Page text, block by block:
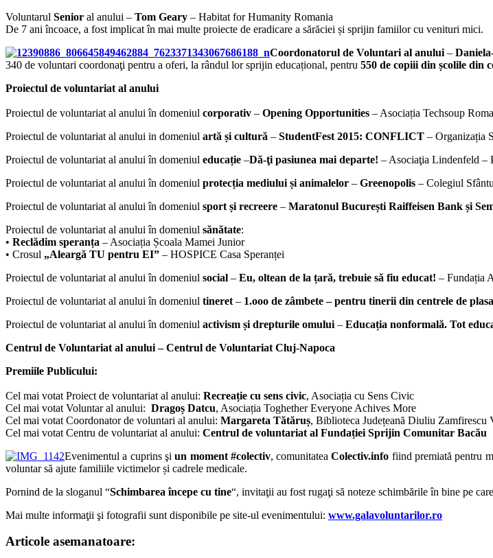
Voluntarul Senior al anului – Tom Geary – Habitat for Humanity Romania
De 7 ani încoace, a fost implicat în mai multe proiecte de eradicare a sărăciei și sprijin famiilor cu venituri mici.
Coordonatorul de Voluntari al anului –
340 de voluntari coordonaţi pentru a oferi, la rândul lor sprijin educațional, pentru 550 de copiii din școlile din
Proiectul de voluntariat al anului
Proiectul de voluntariat al anului în domeniul corporativ – Opening Opportunities – Asociația Techsoup
Proiectul de voluntariat al anului in domeniul artă și cultură – StudentFest 2015: CONFLICT – Organizația
Proiectul de voluntariat al anului în domeniul educație –Dă-ţi pasiunea mai departe! – Asociaţia Lindenfeld –
Proiectul de voluntariat al anului în domeniul protecția mediului și animalelor – Greenopolis – Colegiul
Proiectul de voluntariat al anului în domeniul sport și recreere – Maratonul București Raiffeisen Bank și
Proiectul de voluntariat al anului în domeniul sănătate:
• Reclădim speranța – Asociația Școala Mamei Junior
• Crosul „Aleargă TU pentru EI” – HOSPICE Casa Speranței
Proiectul de voluntariat al anului în domeniul social – Eu, oltean de la țară, trebuie să fiu educat! – Fundația
Proiectul de voluntariat al anului în domeniul tineret – 1.ooo de zâmbete – pentru tinerii din centrele de
Proiectul de voluntariat al anului în domeniul activism și drepturile omului – Educația nonformală. Tot
Centrul de Voluntariat al anului – Centrul de Voluntariat Cluj-Napoca
Premiile Publicului:
Cel mai votat Proiect de voluntariat al anului: Recreație cu sens civic, Asociația cu Sens Civic
Cel mai votat Voluntar al anului: Dragoș Datcu, Asociația Toghether Everyone Achives More
Cel mai votat Coordonator de voluntari al anului: Margareta Tătăruș, Biblioteca Județeană Diuliu Zamfirescu
Cel mai votat Centru de voluntariat al anului: Centrul de voluntariat al Fundației Sprijin Comunitar Bacău
Evenimentul a cuprins şiun moment #colectiv, comunitateaColectiv.info fiind premiată pentru
voluntar să ajute familiile victimelor și cadrele medicale.
Pornind de la sloganul “Schimbarea începe cu tine“, invitaţii au fost rugaţi să noteze schimbările în bine pe
Mai multe informaţii şi fotografii sunt disponibile pe site-ul evenimentului: www.galavoluntarilor.ro
Articole asemanatoare: